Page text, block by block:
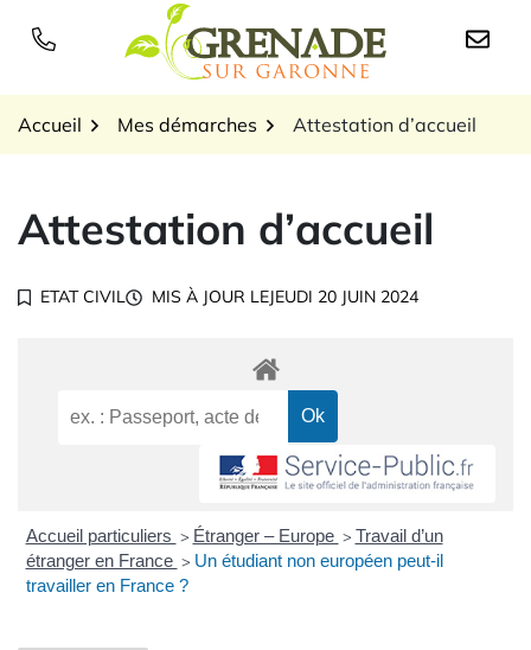
Logo Grenade sur
Accueil Mes démarches Attestation d’accueil
Attestation d’accueil
ETAT CIVIL MIS À JOUR LEJEUDI 20 JUIN 2024
Accueil particuliers > Étranger – Europe > Travail d’un
étranger en France > Un étudiant non européen peut-il
travailler en France ?